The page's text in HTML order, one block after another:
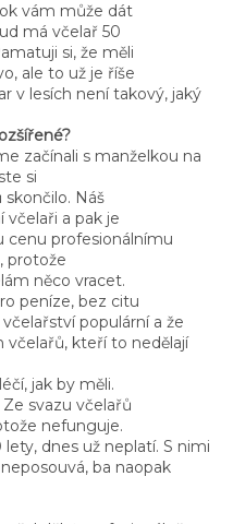
vám může dát
má včelař 50
si, že měli
ale to už je říše
v lesích není takový, jaký
začínali s manželkou na
si
Náš
včelaři a pak je
cenu profesionálnímu
protože
něco vracet.
peníze, bez citu
populární a že
včelařů, kteří to nedělají
jak by měli.
svazu včelařů
nefunguje.
dnes už neplatí. S nimi
ba naopak